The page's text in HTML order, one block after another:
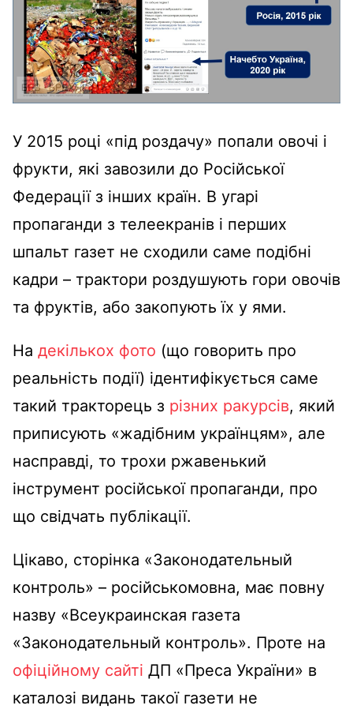
У 2015 році «під роздачу» попали овочі і
фрукти, які завозили до Російської
Федерації з інших країн. В угарі
пропаганди з телеекранів і перших
шпальт газет не сходили саме подібні
кадри – трактори роздушують гори овочів
та фруктів, або закопують їх у ями.
На декількох фото (що говорить про
реальність події) ідентифікується саме
такий тракторець з різних ракурсів, який
приписують «жадібним українцям», але
насправді, то трохи ржавенький
інструмент російської пропаганди, про
що свідчать публікації.
Цікаво, сторінка «Законодательный
контроль» – російськомовна, має повну
назву «Всеукраинская газета
«Законодательный контроль». Проте на
офіційному сайті ДП «Преса України» в
каталозі видань такої газети не